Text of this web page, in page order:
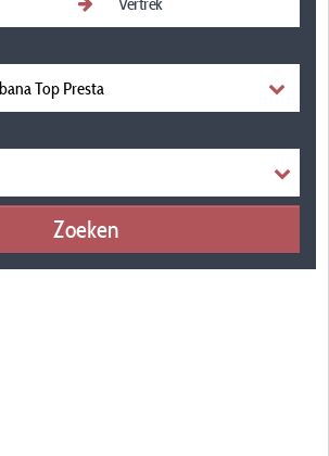
Top Presta
Zoeken